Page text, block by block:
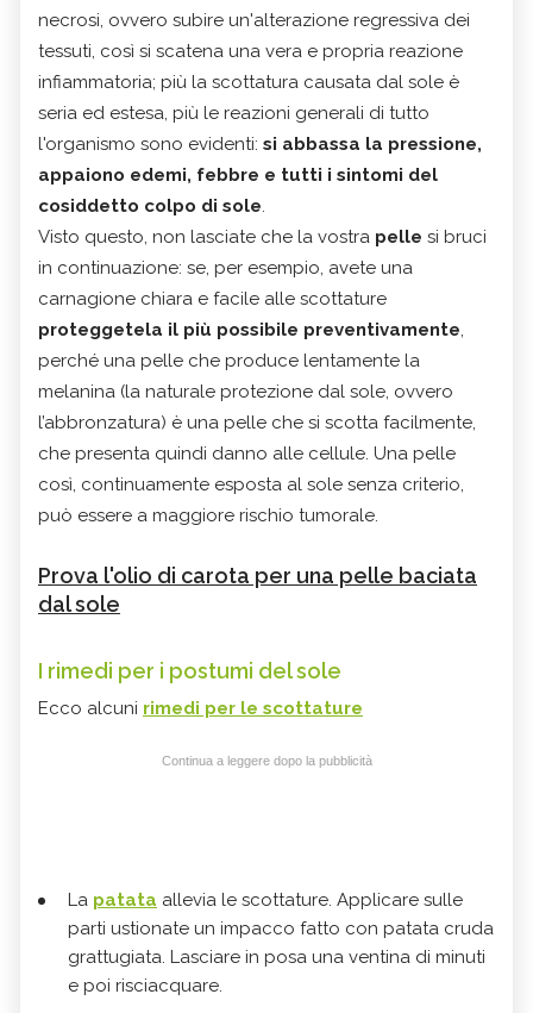
necrosi, ovvero subire un'alterazione regressiva dei
tessuti, così si scatena una vera e propria reazione
infiammatoria; più la scottatura causata dal sole è
seria ed estesa, più le reazioni generali di tutto
l'organismo sono evidenti: si abbassa la pressione,
appaiono edemi, febbre e tutti i sintomi del
cosiddetto colpo di sole.
Visto questo, non lasciate che la vostra pelle si bruci
in continuazione: se, per esempio, avete una
carnagione chiara e facile alle scottature
proteggetela il più possibile preventivamente,
perché una pelle che produce lentamente la
melanina (la naturale protezione dal sole, ovvero
l’abbronzatura) è una pelle che si scotta facilmente,
che presenta quindi danno alle cellule. Una pelle
così, continuamente esposta al sole senza criterio,
può essere a maggiore rischio tumorale.
Prova l'olio di carota per una pelle baciata
dal sole
I rimedi per i postumi del sole
Ecco alcuni rimedi per le scottature
Continua a leggere dopo la pubblicità
La patata allevia le scottature. Applicare sulle
parti ustionate un impacco fatto con patata cruda
grattugiata. Lasciare in posa una ventina di minuti
e poi risciacquare.